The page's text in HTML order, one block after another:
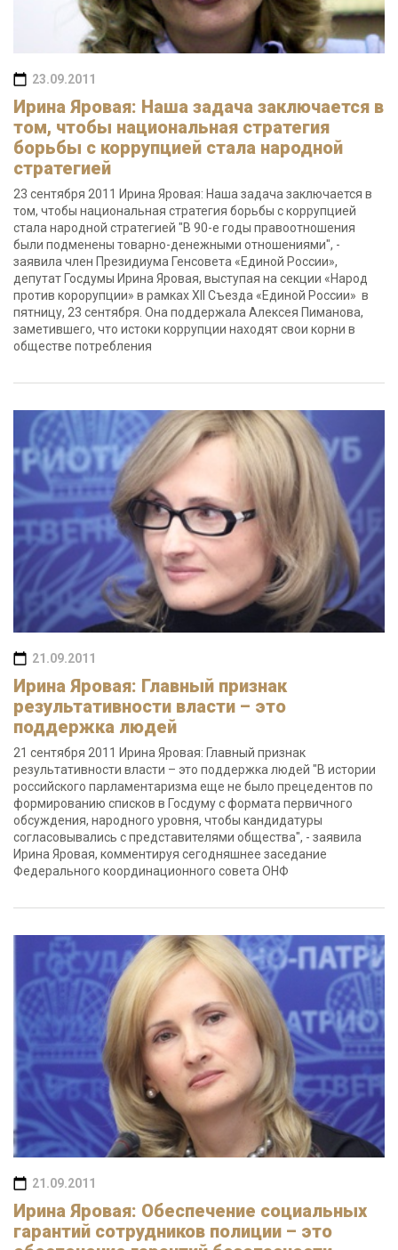
23.09.2011
Ирина Яровая: Наша задача заключается в
том, чтобы национальная стратегия
борьбы с коррупцией стала народной
стратегией
23 сентября 2011 Ирина Яровая: Наша задача заключается в
том, чтобы национальная стратегия борьбы с коррупцией
стала народной стратегией "В 90-е годы правоотношения
были подменены товарно-денежными отношениями", -
заявила член Президиума Генсовета «Единой России»,
депутат Госдумы Ирина Яровая, выступая на секции «Народ
против корорупции» в рамках XII Съезда «Единой России» в
пятницу, 23 сентября. Она поддержала Алексея Пиманова,
заметившего, что истоки коррупции находят свои корни в
обществе потребления
21.09.2011
Ирина Яровая: Главный признак
результативности власти – это
поддержка людей
21 сентября 2011 Ирина Яровая: Главный признак
результативности власти – это поддержка людей "В истории
российского парламентаризма еще не было прецедентов по
формированию списков в Госдуму с формата первичного
обсуждения, народного уровня, чтобы кандидатуры
согласовывались с представителями общества", - заявила
Ирина Яровая, комментируя сегодняшнее заседание
Федерального координационного совета ОНФ
21.09.2011
Ирина Яровая: Обеспечение социальных
гарантий сотрудников полиции – это